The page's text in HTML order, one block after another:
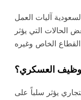
آليات العمل
التي يؤثر
العسكري؟
يؤثر سلباً على